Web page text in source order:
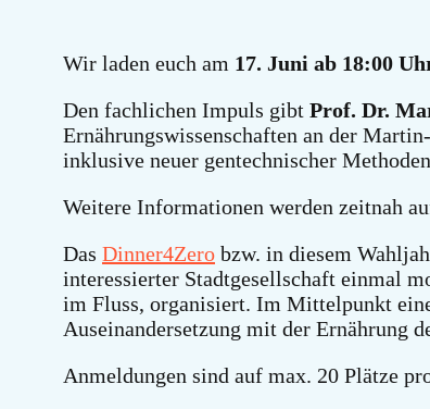
Wir laden euch am 17. Juni ab 18:00
Den fachlichen Impuls gibt Prof. Dr.
Ernährungswissenschaften an der
inklusive neuer gentechnischer
Weitere Informationen werden zeitnah
Das Dinner4Zero bzw. in diesem
interessierter Stadtgesellschaft einmal
im Fluss, organisiert. Im Mittelpunkt
Auseinandersetzung mit der Ernährung
Anmeldungen sind auf max. 20 Plätze